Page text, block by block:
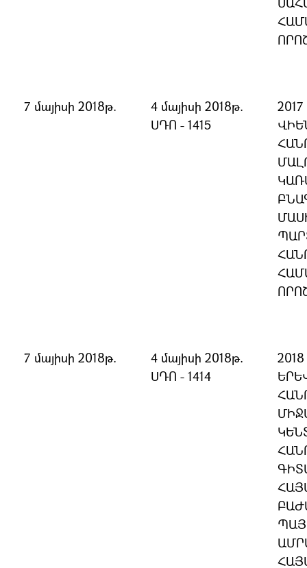
7 մայիսի 2018թ.
4 մայիսի 2018թ.
ՍԴՈ - 1415
7 մայիսի 2018թ.
4 մայիսի 2018թ.
ՍԴՈ - 1414